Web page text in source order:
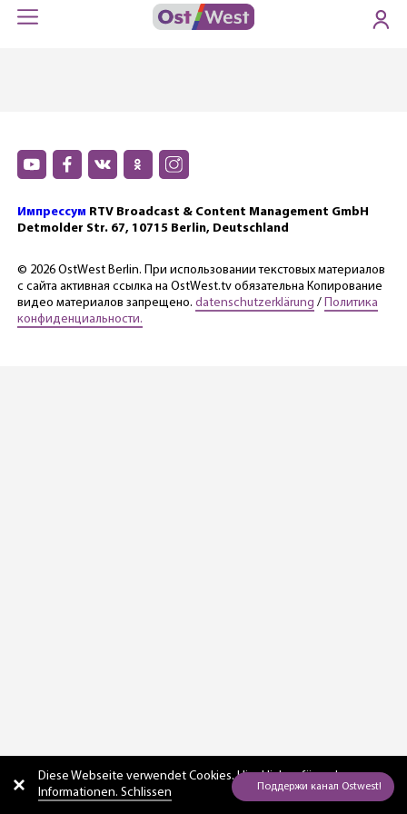
Импрессум RTV Broadcast & Content Management GmbH
Detmolder Str. 67, 10715 Berlin, Deutschland
© 2026 OstWest Berlin. При использовании текстовых материалов
с сайта активная ссылка на OstWest.tv обязательна Копирование
видео материалов запрещено. datenschutzerklärung / Политика
конфиденциальности.
Diese Webseite verwendet Cookies. Hierklicken für mehr
Informationen. Schlissen